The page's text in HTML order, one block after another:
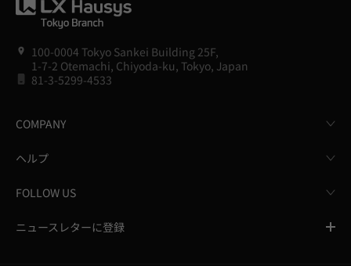
100-0004 Tokyo Sankei Building 25F,
1-7-2 Otemachi, Chiyoda-ku, Tokyo, Japan
81-3-5299-4533
COMPANY
ヘルプ
FOLLOW US
ニュースレターに登録